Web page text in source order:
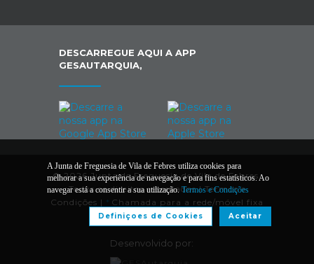
DESCARREGUE AQUI A APP
GESAUTARQUIA,
© 2026 Junta de Freguesia de Vila de Febres.
Todos os direitos reservados |Termos e
Condições | * Chamada para a rede/móvel fixa
nacional
Desenvolvido por:
A Junta de Freguesia de Vila de Febres utiliza cookies para
melhorar a sua experiência de navegação e para fins estatísticos. Ao
navegar está a consentir a sua utilização.Termos e Condições
Aceitar
Definiçoes de Cookies